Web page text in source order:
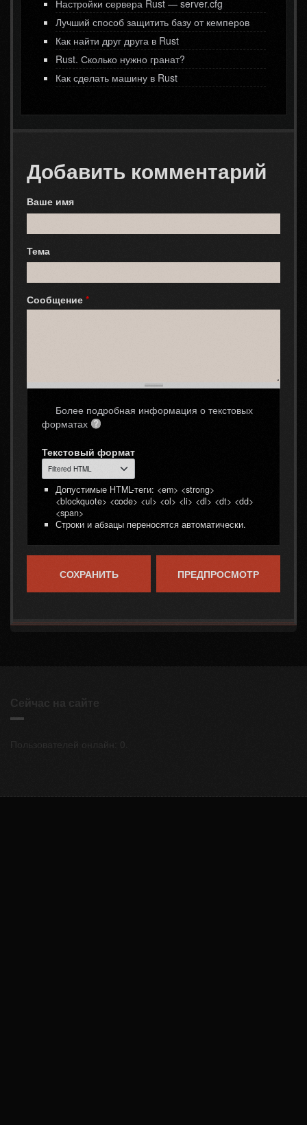
Настройки сервера Rust — server.cfg
Лучший способ защитить базу от кемперов
Как найти друг друга в Rust
Rust. Сколько нужно гранат?
Как сделать машину в Rust
Добавить комментарий
Ваше имя
Тема
Сообщение *
Более подробная информация о текстовых
форматах
Текстовый формат
Допустимые HTML-теги: <em> <strong>
<blockquote> <code> <ul> <ol> <li> <dl> <dt> <dd>
<span>
Строки и абзацы переносятся автоматически.
Сейчас на сайте
Пользователей онлайн: 0.